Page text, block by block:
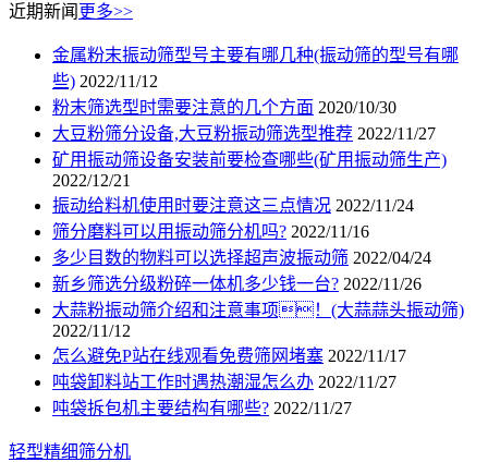
近期新闻 更多>>
金属粉末振动筛型号主要有哪几种(振动筛的型号有哪
些) 2022/11/12
粉末筛选型时需要注意的几个方面 2020/10/30
大豆粉筛分设备,大豆粉振动筛选型推荐 2022/11/27
矿用振动筛设备安装前要检查哪些(矿用振动筛生产)
2022/12/21
振动给料机使用时要注意这三点情况 2022/11/24
筛分磨料可以用振动筛分机吗? 2022/11/16
多少目数的物料可以选择超声波振动筛 2022/04/24
新乡筛选分级粉碎一体机多少钱一台? 2022/11/26
大蒜粉振动筛介绍和注意事项！(大蒜蒜头振动筛)
2022/11/12
怎么避免P站在线观看免费筛网堵塞 2022/11/17
吨袋卸料站工作时遇热潮湿怎么办 2022/11/27
吨袋拆包机主要结构有哪些? 2022/11/27
轻型精细筛分机